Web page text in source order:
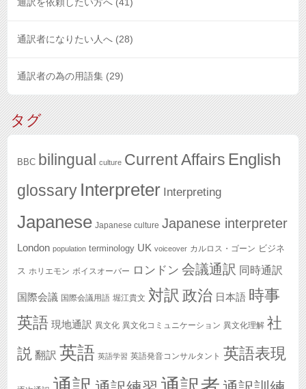
通訳を依頼したい方へ (41)
通訳者になりたい人へ (28)
通訳者の為の用語集 (29)
タグ
BBC bilingual culture Current Affairs English
glossary Interpreter Interpreting
Japanese Japanese culture Japanese interpreter
London population terminology UK voiceover カルロス・ゴーン ビジネ
ス ホリエモン ボイスオーバー ロンドン 会議通訳 同時通訳
国際会議 国際会議用語 堀江貴文 対訳 政治 日本語 時事
英語 現地通訳 異文化 異文化コミュニケーション 異文化理解 社
説 翻訳 英語 英語学習 英語発音コンサルタント 英語表現